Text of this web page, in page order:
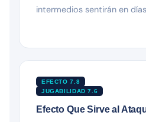
intermedios sentirán en
EFECTO 7.8
JUGABILIDAD 7.6
Efecto Que Sirve al